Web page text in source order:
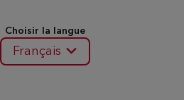
Choisir la langue
Français